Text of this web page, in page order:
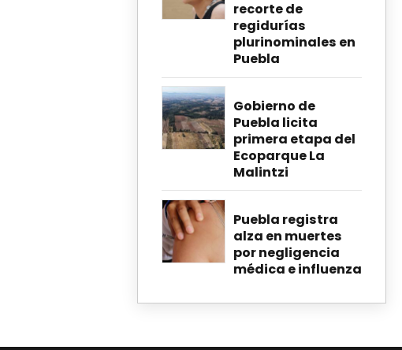
recorte de
regidurías
plurinominales en
Puebla
Gobierno de
Puebla licita
primera etapa del
Ecoparque La
Malintzi
Puebla registra
alza en muertes
por negligencia
médica e influenza